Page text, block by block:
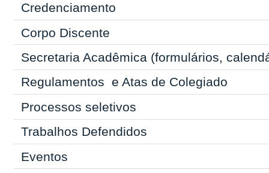
Credenciamento
Corpo Discente
Secretaria Acadêmica (formulários,
Regulamentos e Atas de Colegiado
Processos seletivos
Trabalhos Defendidos
Eventos